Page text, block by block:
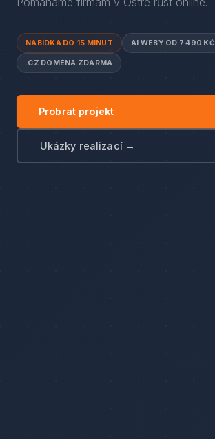
NABÍDKA DO 15 MINUT AI WEBY OD 7 490 KČ
.CZ DOMÉNA ZDARMA
Probrat projekt
Ukázky realizací →